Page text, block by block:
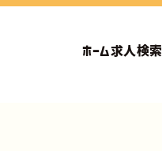
ホーム求人検索